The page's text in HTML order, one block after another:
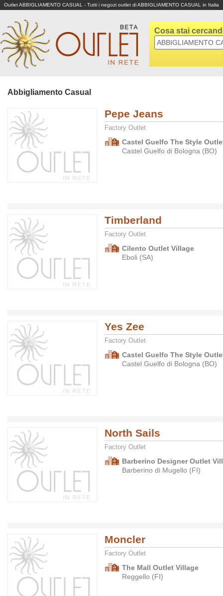
Outlet ABBIGLIAMENTO CASUAL - Tutti i negozi outlet di ABBIGLIAMENTO CASUAL in Italia
Cosa stai
Abbigliamento Casual
Pepe Jeans
Factory Outlet
Castel Guelfo The Style
Castel Guelfo di Bologna (BO)
Timberland
Factory Outlet
Cilento Outlet Village
Eboli (SA)
Yes Zee
Factory Outlet
Castel Guelfo The Style
Castel Guelfo di Bologna (BO)
North Sails
Factory Outlet
Barberino Designer Outlet
Barberino di Mugello (FI)
Moncler
Factory Outlet
The Mall Outlet Village
Reggello (FI)